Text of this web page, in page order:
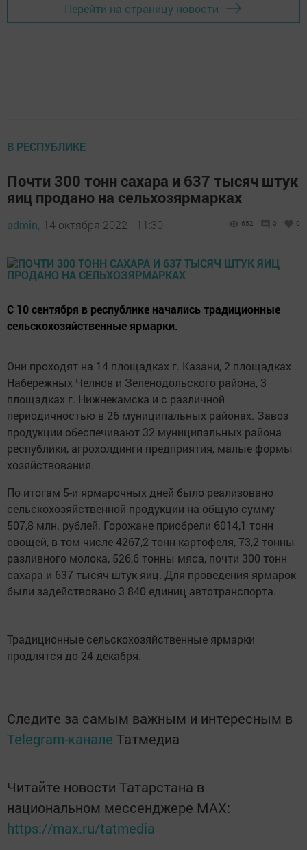
Перейти на страницу новости
В РЕСПУБЛИКЕ
Почти 300 тонн сахара и 637 тысяч штук
яиц продано на сельхозярмарках
admin, 14 октября 2022 - 11:30 652 0 0
С 10 сентября в республике начались традиционные
сельскохозяйственные ярмарки.
Они проходят на 14 площадках г. Казани, 2 площадках
Набережных Челнов и Зеленодольского района, 3
площадках г. Нижнекамска и с различной
периодичностью в 26 муниципальных районах. Завоз
продукции обеспечивают 32 муниципальных района
республики, агрохолдинги предприятия, малые формы
хозяйствования.
По итогам 5-и ярмарочных дней было реализовано
сельскохозяйственной продукции на общую сумму
507,8 млн. рублей. Горожане приобрели 6014,1 тонн
овощей, в том числе 4267,2 тонн картофеля, 73,2 тонны
разливного молока, 526,6 тонны мяса, почти 300 тонн
сахара и 637 тысяч штук яиц. Для проведения ярмарок
были задействовано 3 840 единиц автотранспорта.
Традиционные сельскохозяйственные ярмарки
продлятся до 24 декабря.
Следите за самым важным и интересным в
Telegram-канале Татмедиа
Читайте новости Татарстана в
национальном мессенджере MАХ:
https://max.ru/tatmedia